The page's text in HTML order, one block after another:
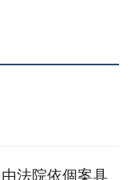
法院依個案具